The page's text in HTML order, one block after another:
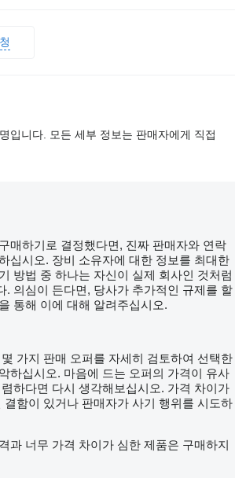
입니다. 모든 세부 정보는 판매자에게 직접
매하기로 결정했다면, 진짜 판매자와 연락
십시오. 장비 소유자에 대한 정보를 최대한
방법 중 하나는 자신이 실제 회사인 것처럼
. 의심이 든다면, 당사가 추가적인 규제를 할
통해 이에 대해 알려주십시오.
가지 판매 오퍼를 자세히 검토하여 선택한
하십시오. 마음에 드는 오퍼의 가격이 유사
하다면 다시 생각해보십시오. 가격 차이가
결함이 있거나 판매자가 사기 행위를 시도하
과 너무 가격 차이가 심한 제품은 구매하지